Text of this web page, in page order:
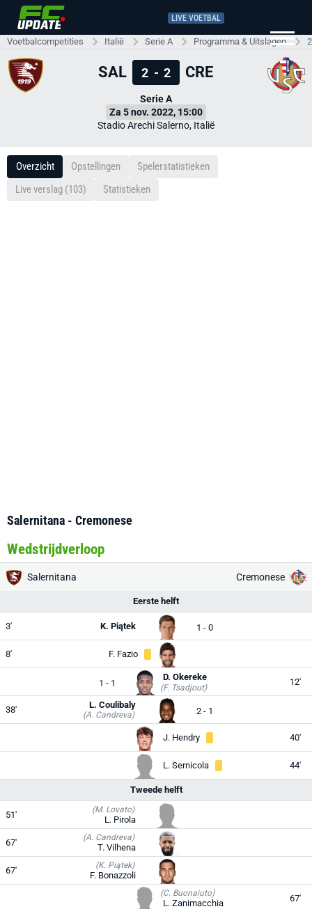
LIVE VOETBAL
Voetbalcompetities Italië Serie A Programma & Uitslagen
SAL 2 - 2 CRE
Serie A
Za 5 nov. 2022, 15:00
Stadio Arechi Salerno, Italië
Overzicht Opstellingen
Spelerstatistieken
Live verslag (103)
Statistieken
Salernitana - Cremonese
Wedstrijdverloop
Salernitana Cremonese
Eerste helft
3' K. Piątek 1 - 0
8' F. Fazio
1 - 1
D. Okereke
(F. Tsadjout)
12'
38' (A. Candreva)
L. Coulibaly
2 - 1
J. Hendry 40'
L. Sernicola 44'
Tweede helft
51' (M. Lovato)
L. Pirola
67' (A. Candreva)
T. Vilhena
67' (K. Piątek)
F. Bonazzoli
(C. Buonaiuto)
L. Zanimacchia 67'